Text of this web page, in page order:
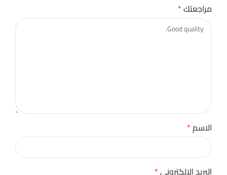
مراجعتك*
الاسم*
البريد الإلكتروني*